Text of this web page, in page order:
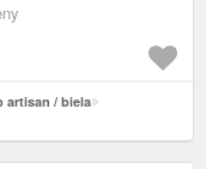
artisan / biela